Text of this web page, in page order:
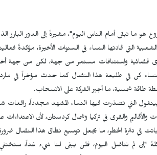
هو ما تبقى أمام الناس اليوم"، مشيرةً إلى الدور البارز
التي قادتها النساء في السنوات الأخيرة، مؤكدةً
قضائية واستئنافات مستمر من جهة، لكن من جهة أخرى
النساء كن في طليعة هذا النضال كما حدث مؤخراً في
طاقة شمسية، ما أجبر الشركة على الانسحاب.
بينغول التي تصدّرت فيها النساء المشهد مجدداً،
والقرى في تركيا وشمال كردستان، لأن
في دائرة الخطر، ما يجعل توسيع نطاق هذا النضال
لم نناضل اليوم، فلن يبقى لنا شيء غداً، ستختفي